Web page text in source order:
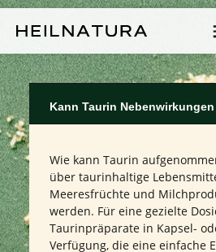
Kann Taurin
Wie kann Taurin
über taurinhaltige
Meeresfrüchte und
werden. Für eine gezielte
Taurinpräparate in Kapsel-
Verfügung, die eine einfache